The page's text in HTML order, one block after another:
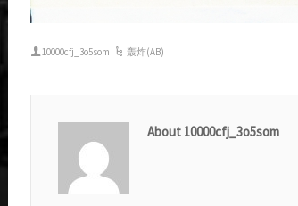
10000cfj_3o5som 轰炸(AB)
About 10000cfj_3o5som